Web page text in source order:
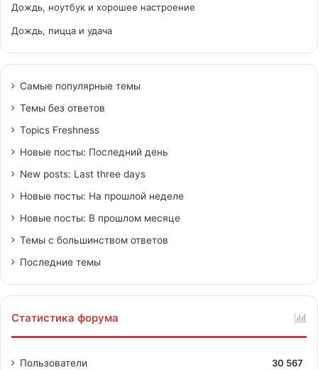
Дождь, ноутбук и хорошее настроение
Дождь, пицца и удача
Самые популярные темы
Темы без ответов
Topics Freshness
Новые посты: Последний день
New posts: Last three days
Новые посты: На прошлой неделе
Новые посты: В прошлом месяце
Темы с большинством ответов
Последние темы
Статистика форума
Пользователи
30 567